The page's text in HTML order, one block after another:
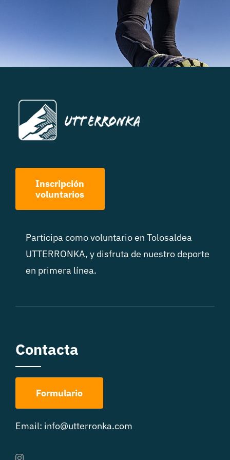
Inscripción
voluntarios
Participa como voluntario en Tolosaldea
UTTERRONKA, y disfruta de nuestro deporte
en primera línea.
Contacta
Formulario
Email: info@utterronka.com